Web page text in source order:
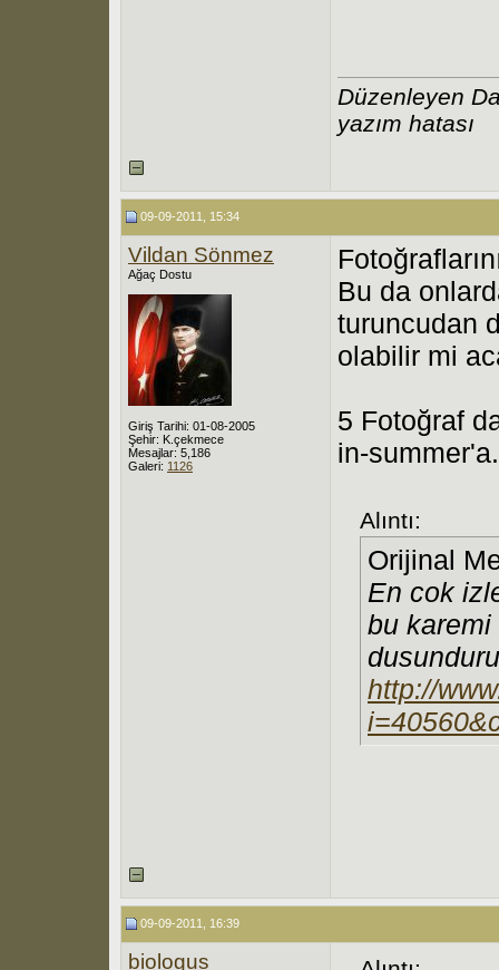
Düzenleyen
yazım hatası
09-09-2011, 15:34
Vildan Sönmez
Ağaç Dostu
Giriş Tarihi: 01-08-2005
Şehir: K.çekmece
Mesajlar: 5,186
Galeri: 1126
Bu da
turuncudan
olabilir mi
5 Fotoğraf
in-
Alıntı:
Orijinal
En cok
bu
http://
09-09-2011, 16:39
biologus